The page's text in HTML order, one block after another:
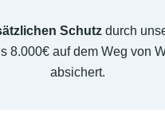
Schutzdurch
8.000€ auf dem Weg von
absichert.